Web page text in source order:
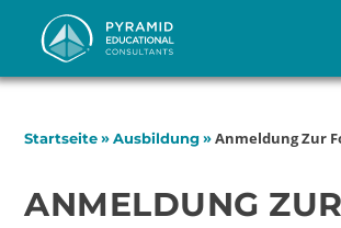
Startseite»Ausbildung»Anmeldung Zur
ANMELDUNG ZUR